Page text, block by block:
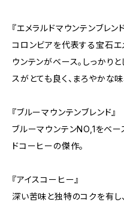
『エメラルドマウンテンブレンド
コロンビアを代表する宝石エ
ウンテンがベース。しっかり
スがとても良く、まろやかな味
『ブルーマウンテンブレンド』
ブルーマウンテンNO,1をベ
ドコーヒーの傑作。
『アイスコーヒー』
深い苦味と独特のコクを有し